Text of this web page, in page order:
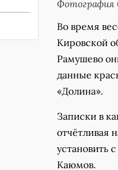
Фотография
Во время
Кировской
Рамушево
данные
«Долина».
Записки в
отчётливая
установить
Каюмов.